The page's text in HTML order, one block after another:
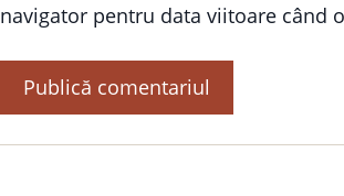
navigator pentru data viitoare când